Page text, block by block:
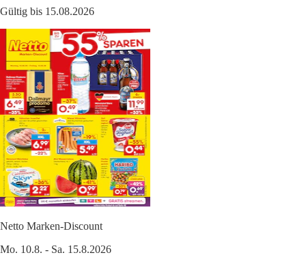
Gültig bis 15.08.2026
Netto Marken-Discount
Mo. 10.8. - Sa. 15.8.2026